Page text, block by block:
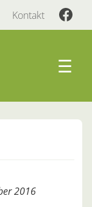
Kontakt
☰
2016